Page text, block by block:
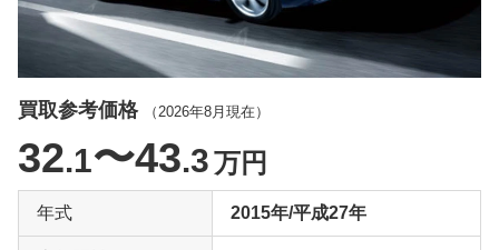
買取参考価格 （ 2026年8月 現在）
32.1〜43.3万円
年式 2015年/平成27年